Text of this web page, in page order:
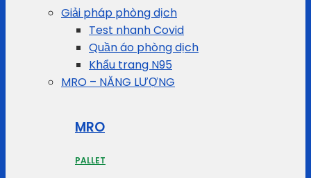
Giải pháp phòng dịch
Test nhanh Covid
Quần áo phòng dịch
Khẩu trang N95
MRO – NĂNG LƯỢNG
MRO
PALLET